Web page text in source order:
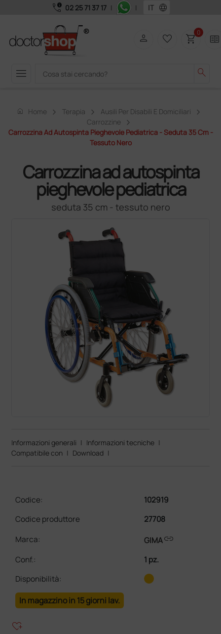
call_quality 02 25 71 37 17 | | language
menu search
person favorite_border shopping_cart0 two_pager
home Home Terapia
Ausili Per Disabili E Domiciliari
Carrozzine
Carrozzina Ad Autospinta Pieghevole Pediatrica - Seduta 35 Cm -
Tessuto Nero
Carrozzina ad autospinta
pieghevole pediatrica
seduta 35 cm - tessuto nero
Informazioni generali | Informazioni tecniche |
Compatibile con | Download |
Codice:
102919
Codice produttore
27708
Marca:
GIMAlink
Conf.:
1 pz.
Disponibilità:
In magazzino in 15 giorni lav.
heart_plus